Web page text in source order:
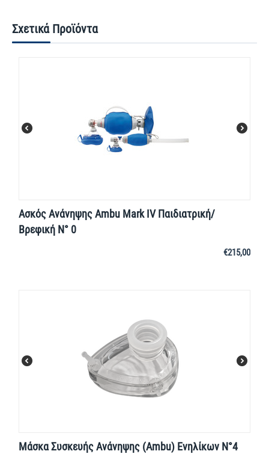
Σχετικά Προϊόντα
Ασκός Ανάνηψης Ambu Mark IV Παιδιατρική/
Βρεφική Ν° 0
€215,00
Μάσκα Συσκευής Ανάνηψης (Ambu) Ενηλίκων Ν°4